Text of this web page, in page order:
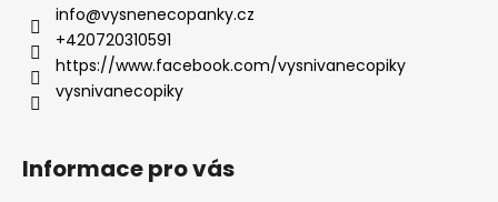
info@vysnenecopanky.cz
+420720310591
https://www.facebook.com/vysnivanecopiky
vysnivanecopiky
Informace pro vás